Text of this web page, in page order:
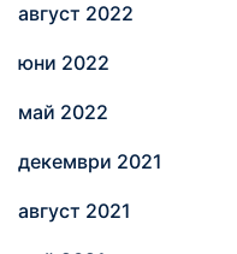
август 2022
юни 2022
май 2022
декември 2021
август 2021